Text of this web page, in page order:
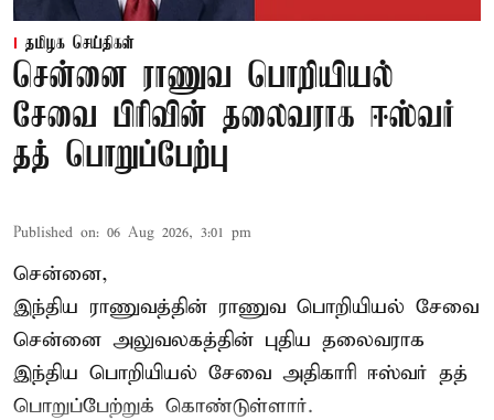
தமிழக செய்திகள்
சென்னை ராணுவ பொறியியல்
சேவை பிரிவின் தலைவராக ஈஸ்வர்
தத் பொறுப்பேற்பு
Published on: 06 Aug 2026, 3:01 pm
சென்னை,
இந்திய ராணுவத்தின் ராணுவ பொறியியல் சேவை
சென்னை அலுவலகத்தின் புதிய தலைவராக
இந்திய பொறியியல் சேவை அதிகாரி ஈஸ்வர் தத்
பொறுப்பேற்றுக் கொண்டுள்ளார்.